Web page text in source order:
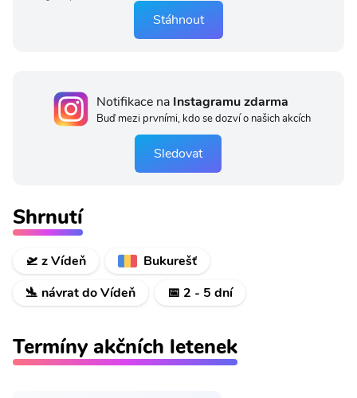
Stáhnout
Notifikace na Instagramu zdarma
Buď mezi prvními, kdo se dozví o našich akcích
Sledovat
Shrnutí
🛫 z Vídeň
Bukurešť
🛬 návrat do Vídeň
📅 2 - 5 dní
Termíny akčních letenek